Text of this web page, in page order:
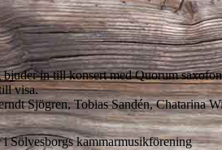
in till konsert med Quorum
visa.
Sjögren, Tobias Sandén, Chatarina
Sölvesborgs kammarmusikförening